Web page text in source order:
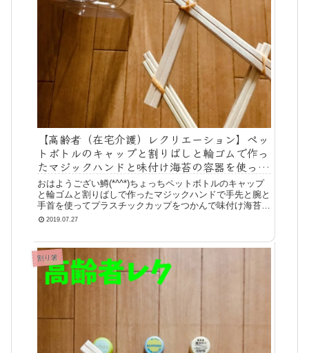
【高齢者（在宅介護）レクリエーション】ペッ
トボトルのキャップと割りばしと輪ゴムで作っ
たマジックハンドと味付け海苔の容器を使って
『プラスチックカップつかみゲーム』
おはようござい鱒(*^^*)ちょっちペットボトルのキャップ
と輪ゴムと割りばしで作ったマジックハンドで手先と腕と
手首を使ってプラスチックカップをつかんで味付け海苔の
容器の中にいれるゲームをやってみました(^^♪きっかけ以
2019.07.27
割り箸